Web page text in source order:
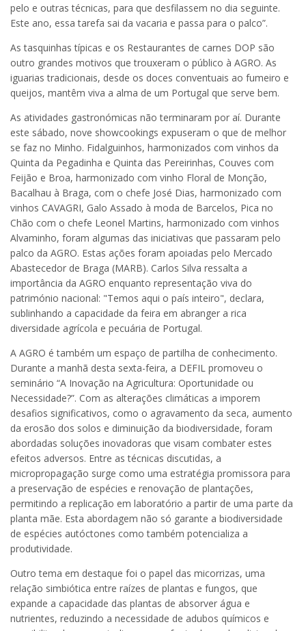
pelo e outras técnicas, para que desfilassem no dia seguinte.
Este ano, essa tarefa sai da vacaria e passa para o palco”.
As tasquinhas típicas e os Restaurantes de carnes DOP são
outro grandes motivos que trouxeram o público à AGRO. As
iguarias tradicionais, desde os doces conventuais ao fumeiro e
queijos, mantêm viva a alma de um Portugal que serve bem.
As atividades gastronómicas não terminaram por aí. Durante
este sábado, nove showcookings expuseram o que de melhor
se faz no Minho. Fidalguinhos, harmonizados com vinhos da
Quinta da Pegadinha e Quinta das Pereirinhas, Couves com
Feijão e Broa, harmonizado com vinho Floral de Monção,
Bacalhau à Braga, com o chefe José Dias, harmonizado com
vinhos CAVAGRI, Galo Assado à moda de Barcelos, Pica no
Chão com o chefe Leonel Martins, harmonizado com vinhos
Alvaminho, foram algumas das iniciativas que passaram pelo
palco da AGRO. Estas ações foram apoiadas pelo Mercado
Abastecedor de Braga (MARB). Carlos Silva ressalta a
importância da AGRO enquanto representação viva do
património nacional: "Temos aqui o país inteiro", declara,
sublinhando a capacidade da feira em abranger a rica
diversidade agrícola e pecuária de Portugal.
A AGRO é também um espaço de partilha de conhecimento.
Durante a manhã desta sexta-feira, a DEFIL promoveu o
seminário “A Inovação na Agricultura: Oportunidade ou
Necessidade?”. Com as alterações climáticas a imporem
desafios significativos, como o agravamento da seca, aumento
da erosão dos solos e diminuição da biodiversidade, foram
abordadas soluções inovadoras que visam combater estes
efeitos adversos. Entre as técnicas discutidas, a
micropropagação surge como uma estratégia promissora para
a preservação de espécies e renovação de plantações,
permitindo a replicação em laboratório a partir de uma parte da
planta mãe. Esta abordagem não só garante a biodiversidade
de espécies autóctones como também potencializa a
produtividade.
Outro tema em destaque foi o papel das micorrizas, uma
relação simbiótica entre raízes de plantas e fungos, que
expande a capacidade das plantas de absorver água e
nutrientes, reduzindo a necessidade de adubos químicos e